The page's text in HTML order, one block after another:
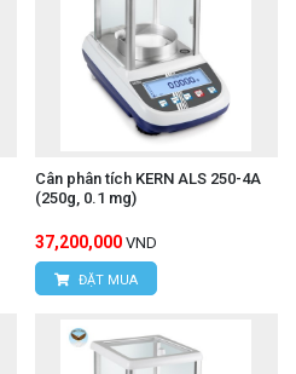
Cân phân tích KERN ALS 250-4A
(250g, 0.1 mg)
37,200,000 VND
ĐẶT MUA